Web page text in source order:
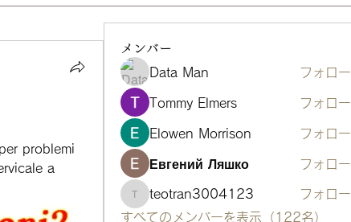
problemi
a
メンバー
Data Man
フォロー
Tommy Elmers フォロー
Elowen Morrison フォロー
Евгений Ляшко フォロー
teotran3004123
teotran3004123
フォロー
すべてのメンバーを表示（122名）